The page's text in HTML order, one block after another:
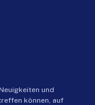
und
können, auf